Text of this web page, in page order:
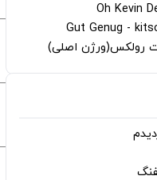
رولکس(ورژن اصلی)